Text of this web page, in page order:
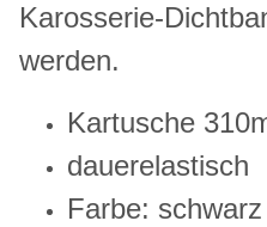
Karosserie-
werden.
Kartusche
dauerelastisch
Farbe: schwarz